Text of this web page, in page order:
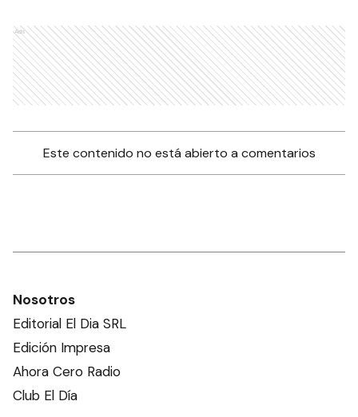
Ads
Este contenido no está abierto a comentarios
Nosotros
Editorial El Dia SRL
Edición Impresa
Ahora Cero Radio
Club El Día